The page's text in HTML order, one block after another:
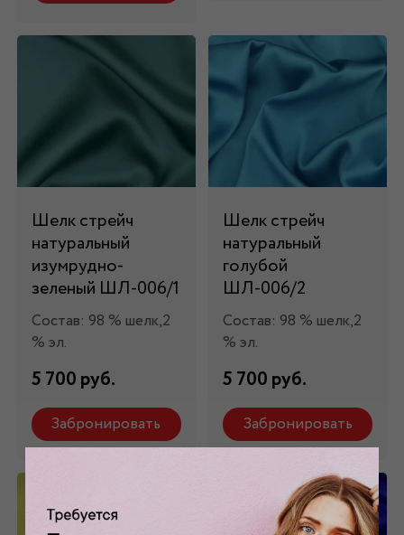
Шелк стрейч
натуральный
изумрудно-
зеленый ШЛ-006/1
Состав: 98 % шелк,2
% эл.
5 700 руб.
Забронировать
Шелк стрейч
натуральный
голубой
ШЛ-006/2
Состав: 98 % шелк,2
% эл.
5 700 руб.
Забронировать